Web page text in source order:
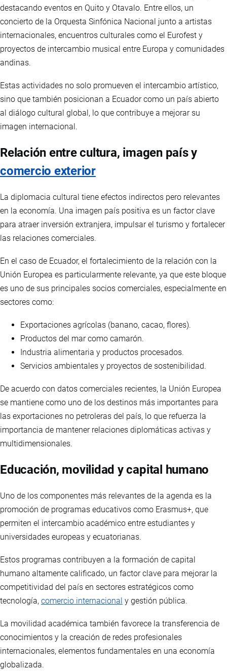
destacando eventos en Quito y Otavalo. Entre ellos, un
concierto de la Orquesta Sinfónica Nacional junto a artistas
internacionales, encuentros culturales como el Eurofest y
proyectos de intercambio musical entre Europa y comunidades
andinas.
Estas actividades no solo promueven el intercambio artístico,
sino que también posicionan a Ecuador como un país abierto
al diálogo cultural global, lo que contribuye a mejorar su
imagen internacional.
Relación entre cultura, imagen país y
comercio exterior
La diplomacia cultural tiene efectos indirectos pero relevantes
en la economía. Una imagen país positiva es un factor clave
para atraer inversión extranjera, impulsar el turismo y fortalecer
las relaciones comerciales.
En el caso de Ecuador, el fortalecimiento de la relación con la
Unión Europea es particularmente relevante, ya que este bloque
es uno de sus principales socios comerciales, especialmente en
sectores como:
Exportaciones agrícolas (banano, cacao, flores).
Productos del mar como camarón.
Industria alimentaria y productos procesados.
Servicios ambientales y proyectos de sostenibilidad.
De acuerdo con datos comerciales recientes, la Unión Europea
se mantiene como uno de los destinos más importantes para
las exportaciones no petroleras del país, lo que refuerza la
importancia de mantener relaciones diplomáticas activas y
multidimensionales.
Educación, movilidad y capital humano
Uno de los componentes más relevantes de la agenda es la
promoción de programas educativos como Erasmus+, que
permiten el intercambio académico entre estudiantes y
universidades europeas y ecuatorianas.
Estos programas contribuyen a la formación de capital
humano altamente calificado, un factor clave para mejorar la
competitividad del país en sectores estratégicos como
tecnología, comercio internacional y gestión pública.
La movilidad académica también favorece la transferencia de
conocimientos y la creación de redes profesionales
internacionales, elementos fundamentales en una economía
globalizada.